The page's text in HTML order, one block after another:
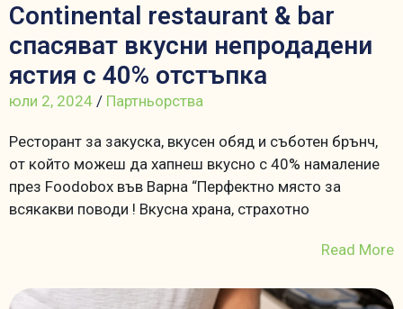
Continental restaurant & bar
спасяват вкусни непродадени
ястия с 40% отстъпка
юли 2, 2024 / Партньорства
Ресторант за закуска, вкусен обяд и съботен брънч,
от който можеш да хапнеш вкусно с 40% намаление
през Foodobox във Варна “Перфектно място за
всякакви поводи ! Вкусна храна, страхотно
Read More